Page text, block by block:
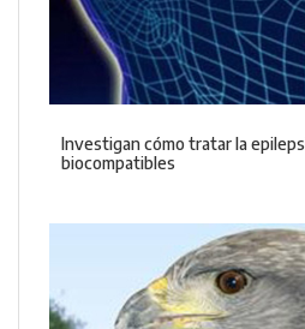
Investigan cómo tratar la
biocompatibles